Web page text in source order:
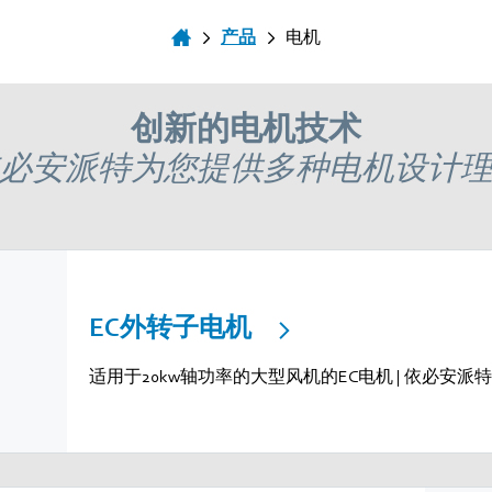
产品 电机
创新的电机技术
安派特为您提供多种电机设计
EC外转子电机
适用于20kw轴功率的大型风机的EC电机 | 依必安派特